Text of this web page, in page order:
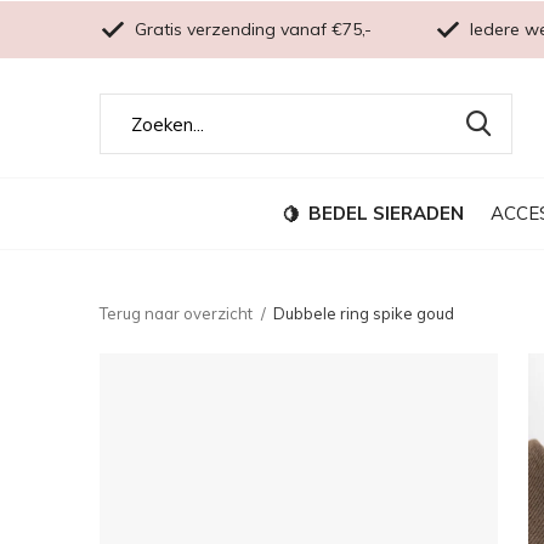
BEDEL SIERADEN
Gratis verzending vanaf €75,- Iedere
Terug naar overzicht Dubbele ring spike goud